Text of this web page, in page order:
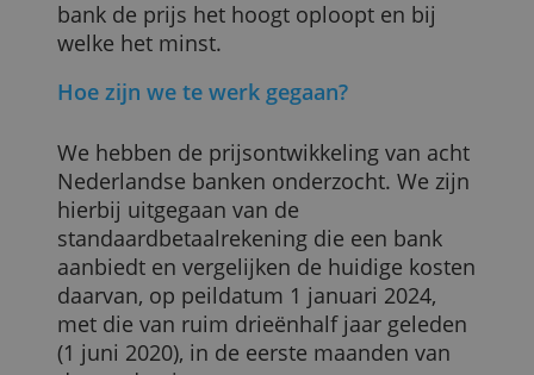
Maar de prijsstijging gaat ook
allesbehalve gelijk op, zo leiden we af uit
onze eigen data. Bij sommige banken is
de prijs heel hard gestegen en bij andere
juist helemaal niet.
In onderstaande tabel zie je bij welke
bank de prijs het hoogt oploopt en bij
welke het minst.
Hoe zijn we te werk gegaan?